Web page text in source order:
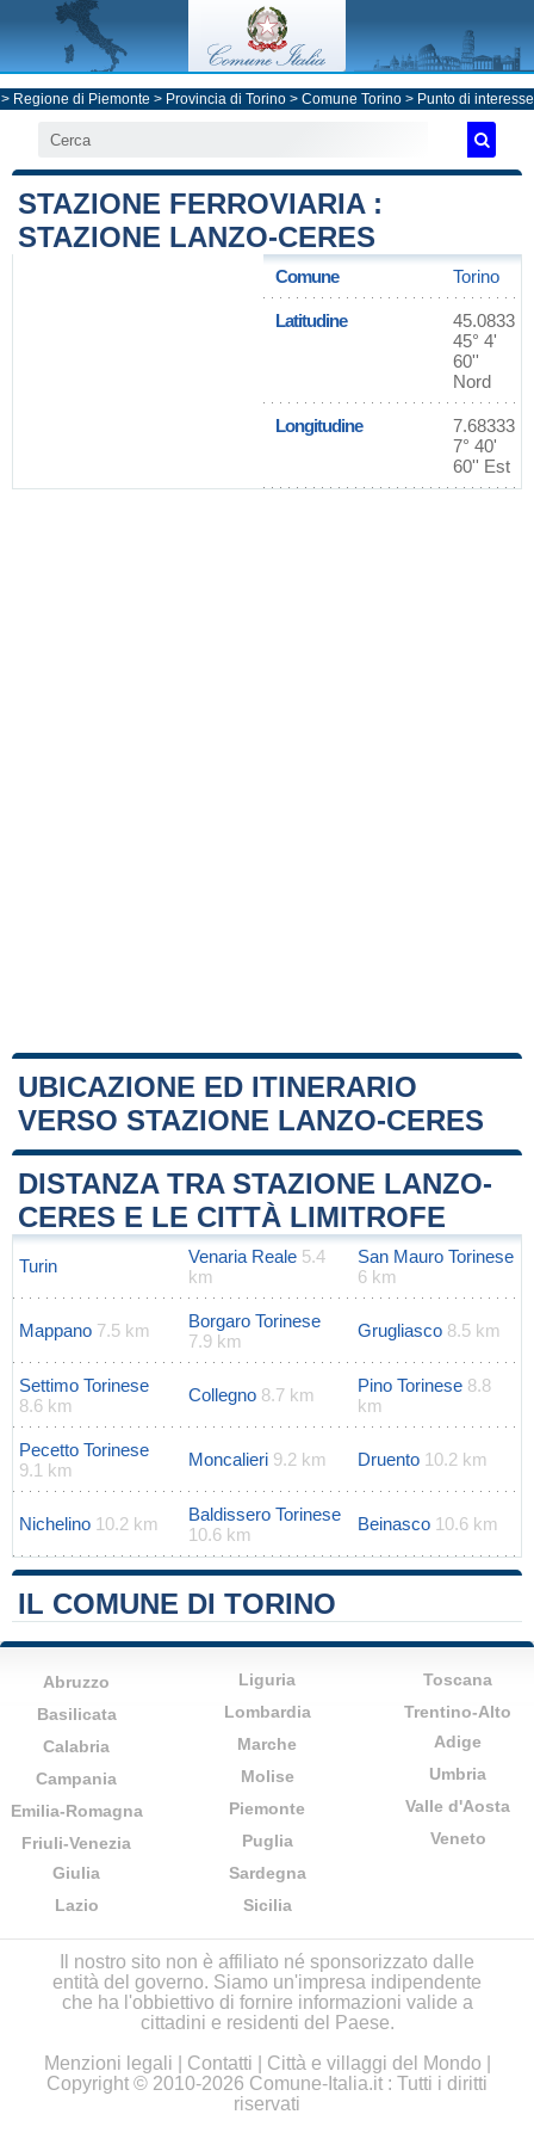
> Regione di Piemonte > Provincia di Torino> Comune Torino> Punto di interesse
STAZIONE FERROVIARIA :
STAZIONE LANZO-CERES
Comune Torino
Latitudine
45.0833
45° 4'
60''
Nord
Longitudine
7.68333
7° 40'
60'' Est
UBICAZIONE ED ITINERARIO
VERSO STAZIONE LANZO-CERES
+
−
Leaflet|Map data ©OpenStreetMapcontributors
DISTANZA TRA STAZIONE LANZO-
CERES E LE CITTÀ LIMITROFE
Turin Venaria Reale 5.4
km
San Mauro Torinese
6 km
Mappano 7.5 km
Borgaro Torinese
7.9 km
Grugliasco 8.5 km
Settimo Torinese
8.6 km
Collegno 8.7 km Pino Torinese 8.8
km
Pecetto Torinese
9.1 km
Moncalieri 9.2 km Druento 10.2 km
Nichelino 10.2 km
Baldissero Torinese
10.6 km
Beinasco 10.6 km
IL COMUNE DI TORINO
Abruzzo
Basilicata
Calabria
Campania
Emilia-Romagna
Friuli-Venezia
Giulia
Lazio
Liguria
Lombardia
Marche
Molise
Piemonte
Puglia
Sardegna
Sicilia
Toscana
Trentino-Alto
Adige
Umbria
Valle d'Aosta
Veneto
Il nostro sito non è affiliato né sponsorizzato dalle
entità del governo. Siamo un'impresa indipendente
che ha l'obbiettivo di fornire informazioni valide a
cittadini e residenti del Paese.
Menzioni legali
Contatti Città e villaggi del Mondo
Copyright © 2010-2026 Comune-Italia.it : Tutti i diritti
riservati